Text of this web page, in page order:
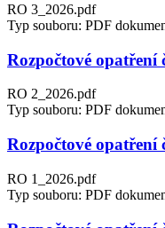
RO 3_2026.pdf
Typ souboru: PDF
Rozpočtové opatření
RO 2_2026.pdf
Typ souboru: PDF
Rozpočtové opatření
RO 1_2026.pdf
Typ souboru: PDF